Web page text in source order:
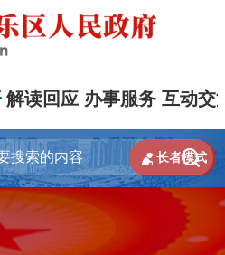
解读回应 办事服务 互动交

 长者模式